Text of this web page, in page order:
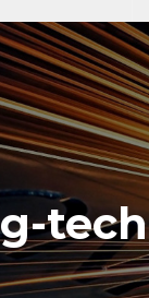
tech